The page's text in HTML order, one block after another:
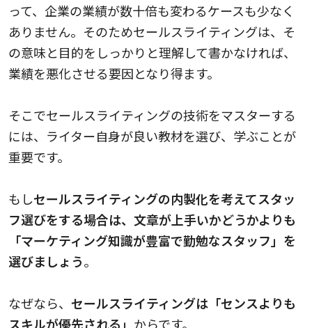
って、企業の業績が数十倍も変わるケースも少なく
ありません。そのためセールスライティングは、そ
の意味と目的をしっかりと理解して書かなければ、
業績を悪化させる要因となり得ます。
そこでセールスライティングの技術をマスターする
には、ライター自身が良い教材を選び、学ぶことが
重要です。
もしセールスライティングの内製化を考えてスタッ
フ選びをする場合は、文章が上手いかどうかよりも
「マーケティング知識が豊富で勤勉なスタッフ」を
選びましょう。
なぜなら、 セールスライティングは「センスよりも
スキルが優先される」 からです。